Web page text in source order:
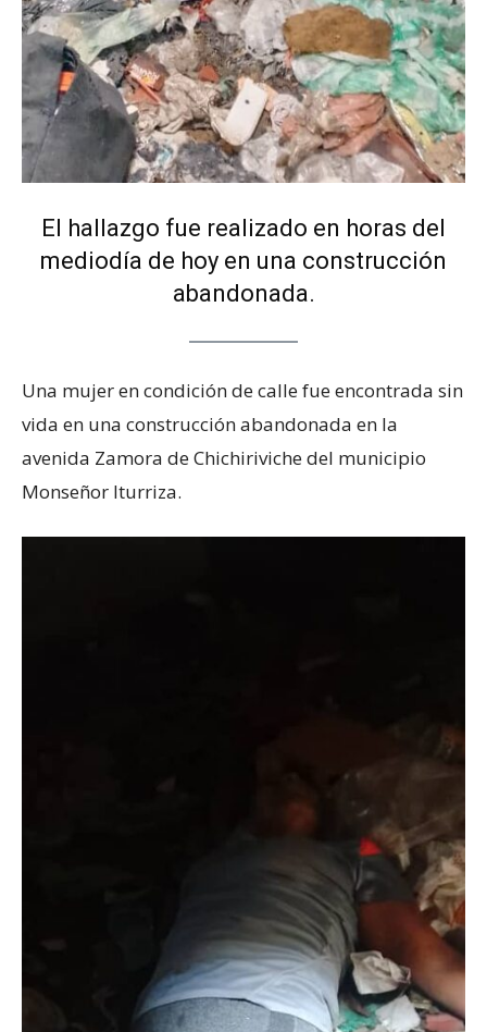
El hallazgo fue realizado en horas del
mediodía de hoy en una construcción
abandonada.
Una mujer en condición de calle fue encontrada sin
vida en una construcción abandonada en la
avenida Zamora de Chichiriviche del municipio
Monseñor Iturriza.